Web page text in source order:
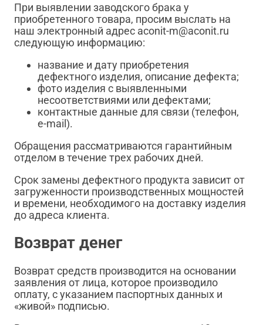
При выявлении заводского брака у
приобретенного товара, просим выслать на
наш электронный адрес aconit-m@aconit.ru
следующую информацию:
название и дату приобретения
дефектного изделия, описание дефекта;
фото изделия с выявленными
несоответствиями или дефектами;
контактные данные для связи (телефон,
e-mail).
Обращения рассматриваются гарантийным
отделом в течение трех рабочих дней.
Срок замены дефектного продукта зависит от
загруженности производственных мощностей
и времени, необходимого на доставку изделия
до адреса клиента.
Возврат денег
Возврат средств производится на основании
заявления от лица, которое производило
оплату, с указанием паспортных данных и
«живой» подписью.